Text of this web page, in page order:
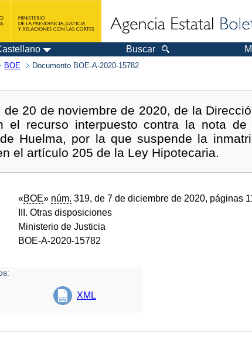
Buscar
BOE Documento BOE-A-2020-15782
de 20 de noviembre de 2020, de la
el recurso interpuesto contra la nota
Huelma, por la que suspende la
el artículo 205 de la Ley Hipotecaria.
«BOE» núm. 319, de 7 de diciembre de 2020, páginas
III. Otras disposiciones
Ministerio de Justicia
BOE-A-2020-15782
XML